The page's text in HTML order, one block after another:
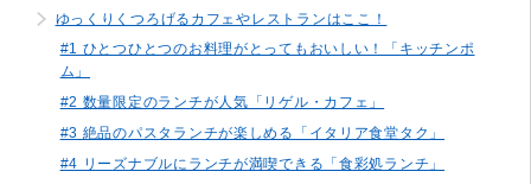
ゆっくりくつろげるカフェやレストランはここ！
#1 ひとつひとつのお料理がとってもおいしい！「キッチンポ
ム」
#2 数量限定のランチが人気「リゲル・カフェ」
#3 絶品のパスタランチが楽しめる「イタリア食堂タク」
#4 リーズナブルにランチが満喫できる「食彩処ランチ」